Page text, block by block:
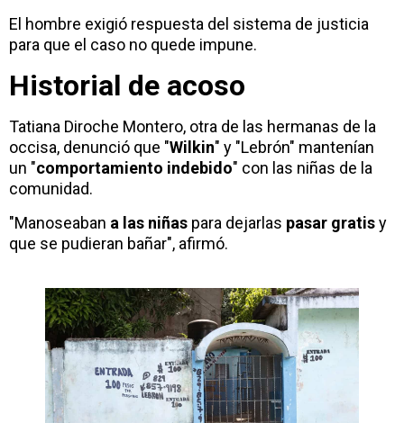
El hombre exigió respuesta del sistema de justicia
para que el caso no quede impune.
Historial de acoso
Tatiana Diroche Montero, otra de las hermanas de la
occisa, denunció que "Wilkin" y "Lebrón" mantenían
un "comportamiento indebido" con las niñas de la
comunidad.
"Manoseaban a las niñas para dejarlas pasar gratisy
que se pudieran bañar", afirmó.